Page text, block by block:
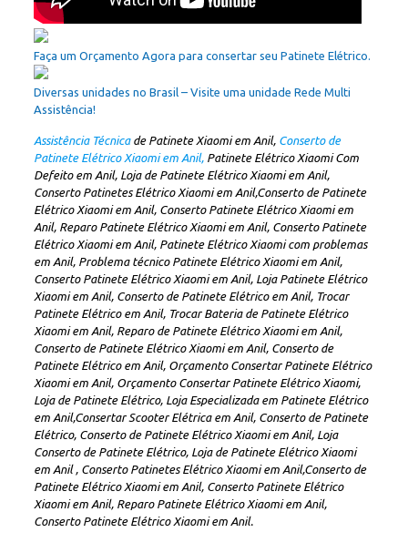
Faça um Orçamento Agora para consertar seu Patinete Elétrico.
Diversas unidades no Brasil – Visite uma unidade Rede Multi
Assistência!
Assistência Técnicade Patinete Xiaomi em Anil,Conserto de
Patinete Elétrico Xiaomi em Anil,Patinete Elétrico Xiaomi Com
Defeito em Anil, Loja de Patinete Elétrico Xiaomi em Anil,
Conserto Patinetes Elétrico Xiaomi em Anil,Conserto de Patinete
Elétrico Xiaomi em Anil, Conserto Patinete Elétrico Xiaomi em
Anil, Reparo Patinete Elétrico Xiaomi em Anil, Conserto Patinete
Elétrico Xiaomi em Anil, Patinete Elétrico Xiaomi com problemas
em Anil, Problema técnico Patinete Elétrico Xiaomi em Anil,
Conserto Patinete Elétrico Xiaomi em Anil, Loja Patinete Elétrico
Xiaomi em Anil, Conserto de Patinete Elétrico em Anil, Trocar
Patinete Elétrico em Anil, Trocar Bateria de Patinete Elétrico
Xiaomi em Anil, Reparo de Patinete Elétrico Xiaomi em Anil,
Conserto de Patinete Elétrico Xiaomi em Anil, Conserto de
Patinete Elétrico em Anil, Orçamento Consertar Patinete Elétrico
Xiaomi em Anil, Orçamento Consertar Patinete Elétrico Xiaomi,
Loja de Patinete Elétrico, Loja Especializada em Patinete Elétrico
em Anil,Consertar Scooter Elétrica em Anil, Conserto de Patinete
Elétrico, Conserto de Patinete Elétrico Xiaomi em Anil, Loja
Conserto de Patinete Elétrico, Loja de Patinete Elétrico Xiaomi
em Anil , Conserto Patinetes Elétrico Xiaomi em Anil,Conserto de
Patinete Elétrico Xiaomi em Anil, Conserto Patinete Elétrico
Xiaomi em Anil, Reparo Patinete Elétrico Xiaomi em Anil,
Conserto Patinete Elétrico Xiaomi em Anil.